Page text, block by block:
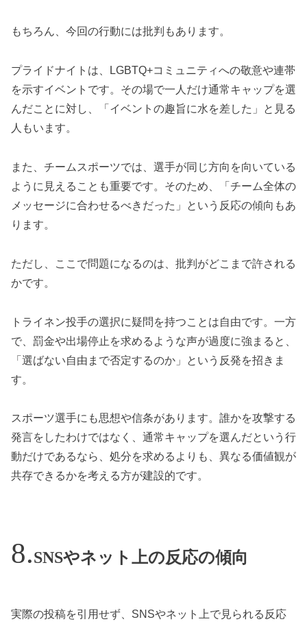
もちろん、今回の行動には批判もあります。
プライドナイトは、LGBTQ+コミュニティへの敬意や連帯
を示すイベントです。その場で一人だけ通常キャップを選
んだことに対し、「イベントの趣旨に水を差した」と見る
人もいます。
また、チームスポーツでは、選手が同じ方向を向いている
ように見えることも重要です。そのため、「チーム全体の
メッセージに合わせるべきだった」という反応の傾向もあ
ります。
ただし、ここで問題になるのは、批判がどこまで許される
かです。
トライネン投手の選択に疑問を持つことは自由です。一方
で、罰金や出場停止を求めるような声が過度に強まると、
「選ばない自由まで否定するのか」という反発を招きま
す。
スポーツ選手にも思想や信条があります。誰かを攻撃する
発言をしたわけではなく、通常キャップを選んだという行
動だけであるなら、処分を求めるよりも、異なる価値観が
共存できるかを考える方が建設的です。
SNSやネット上の反応の傾向
実際の投稿を引用せず、SNSやネット上で見られる反応